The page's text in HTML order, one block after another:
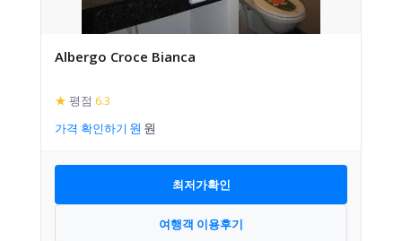
Albergo Croce Bianca
★ 평점 6.3
가격 확인하기
최저가확인
여행객 이용후기